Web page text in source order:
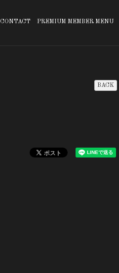
CONTACT PREMIUM MEMBER MENU
BACK